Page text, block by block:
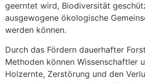
geerntet wird, Biodiversität
ausgewogene ökologische
werden können.
Durch das Fördern dauerhafter
Methoden können Wissenschaftler
Holzernte, Zerstörung und den